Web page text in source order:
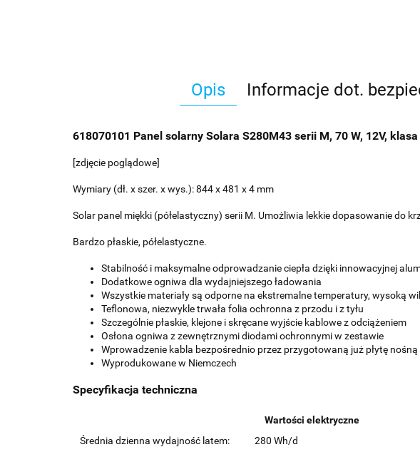
Opis Informacje dot.
618070101 Panel solarny Solara S280M43 serii M, 70 W, 12V,
[zdjęcie poglądowe]
Wymiary (dł. x szer. x wys.): 844 x 481 x 4 mm
Solar panel miękki (półelastyczny) serii M. Umożliwia lekkie dopasowanie do
Bardzo płaskie, półelastyczne.
Stabilność i maksymalne odprowadzanie ciepła dzięki innowacyjnej
Dodatkowe ogniwa dla wydajniejszego ładowania
Wszystkie materiały są odporne na ekstremalne temperatury, wysoką
Teflonowa, niezwykle trwała folia ochronna z przodu i z tyłu
Szczególnie płaskie, klejone i skręcane wyjście kablowe z odciążeniem
Osłona ogniwa z zewnętrznymi diodami ochronnymi w zestawie
Wprowadzenie kabla bezpośrednio przez przygotowaną już płytę nośną
Wyprodukowane w Niemczech
Specyfikacja techniczna
Wartości elektryczne
Średnia dzienna wydajność latem:
280 Wh/d